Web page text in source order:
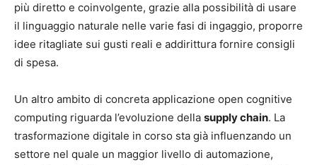
più diretto e coinvolgente, grazie alla possibilità di usare
il linguaggio naturale nelle varie fasi di ingaggio, proporre
idee ritagliate sui gusti reali e addirittura fornire consigli
di spesa.
Un altro ambito di concreta applicazione open cognitive
computing riguarda l’evoluzione della supply chain. La
trasformazione digitale in corso sta già influenzando un
settore nel quale un maggior livello di automazione,